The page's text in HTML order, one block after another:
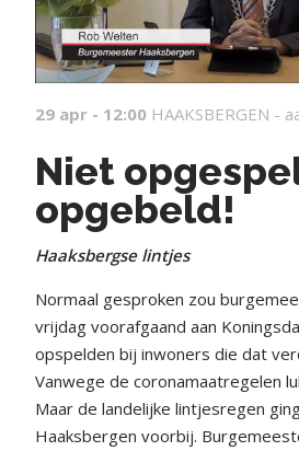
29 apr - 12:00 HAAKSBERGEN -
Niet
opgebeld!
Haaksbergse lintjes
Normaal gesproken zou
vrijdag voorafgaand aan
opspelden bij inwoners die dat
Vanwege de coronamaatregelen
Maar de landelijke lintjesregen
Haaksbergen voorbij.